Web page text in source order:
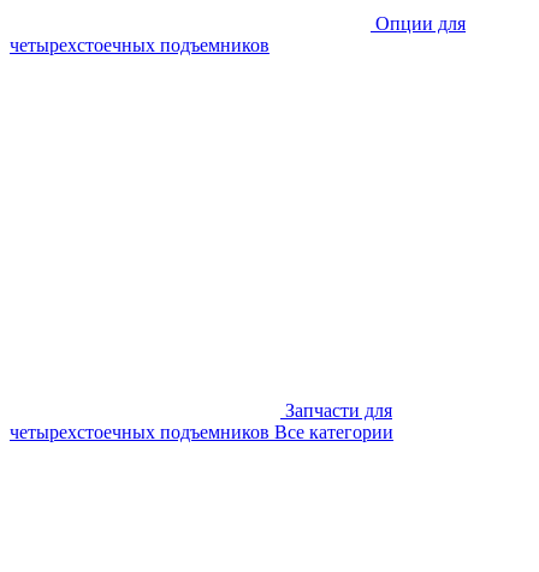
Опции для
четырехстоечных подъемников
Запчасти для
четырехстоечных подъемников Все категории